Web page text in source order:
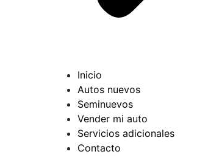
Inicio
Autos nuevos
Seminuevos
Vender mi auto
Servicios adicionales
Contacto